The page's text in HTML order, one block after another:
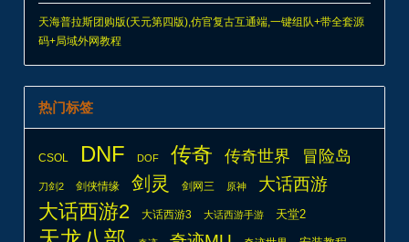
天海普拉斯团购版(天元第四版),仿官复古互通端,一键组队+带全套源
码+局域外网教程
热门标签
CSOL DNF DOF 传奇 传奇世界 冒险岛
刀剑2 剑侠情缘 剑灵 剑网三 原神 大话西游
大话西游2 大话西游3 大话西游手游 天堂2